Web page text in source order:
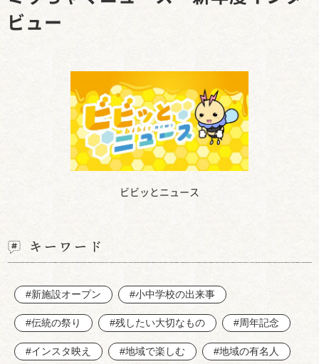
ビビッとニュース
ビュー
キーワード
#新施設オープン #小中学校の出来事
#伝統の祭り #残したい大切なもの #周年記念
#インスタ映え #地域で楽しむ #地域の有名人